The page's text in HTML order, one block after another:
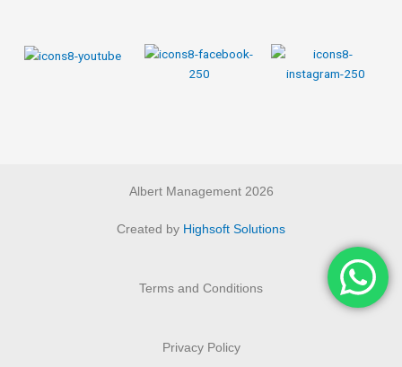
Albert Management 2026
Created by Highsoft Solutions
Terms and Conditions
Privacy Policy